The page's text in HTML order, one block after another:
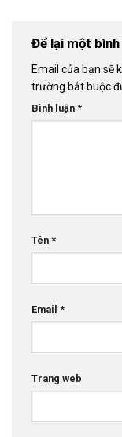
Để lại một bình
Email của bạn sẽ
trường bắt buộc
Bình luận *
Tên *
Email *
Trang web